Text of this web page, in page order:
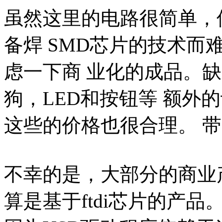
虽然这里的电路很简单
备焊 SMD芯片的技术而
虑一下商 业化的成品。
狗，LED和按钮等 额外
这些的价格也很合理。
不幸的是，大部分的商
算是基于ftdi芯片的产品